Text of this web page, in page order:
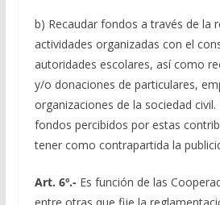
b) Recaudar fondos a través de la
actividades organizadas con el
autoridades escolares, así como
y/o donaciones de particulares,
organizaciones de la sociedad
fondos percibidos por estas
tener como contrapartida la
Art. 6º.- Es función de las